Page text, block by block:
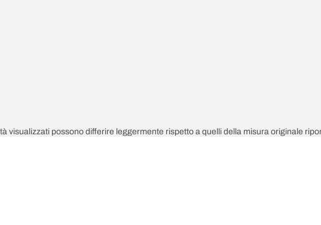
visualizzati possono differire leggermente rispetto a quelli della misura originale